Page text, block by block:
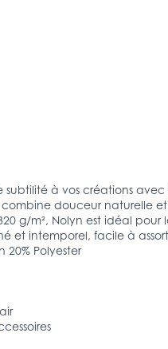
à vos créations
combine douceur naturelle
g/m², Nolyn est idéal
et intemporel, facile à
20% Polyester